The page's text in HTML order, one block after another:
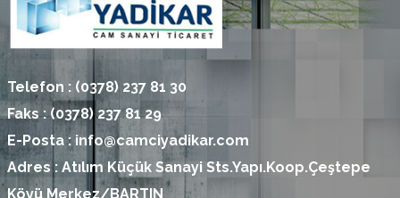
Telefon : (0378) 237 81 30
Faks :(0378) 237 81 29
E-Posta : info@camciyadikar.com
Adres : Atılım Küçük Sanayi Sts.Yapı.Koop.Çeştepe
Köyü Merkez/BARTIN